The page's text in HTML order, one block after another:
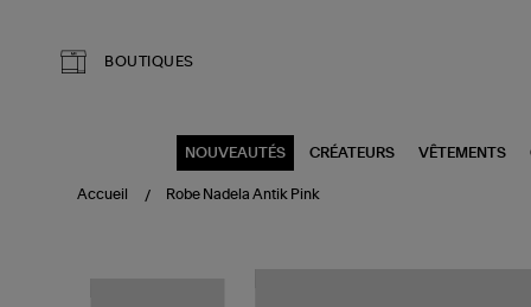
BOUTIQUES
NOUVEAUTÉS CRÉATEURS VÊTEMENTS
Accueil Robe Nadela Antik Pink